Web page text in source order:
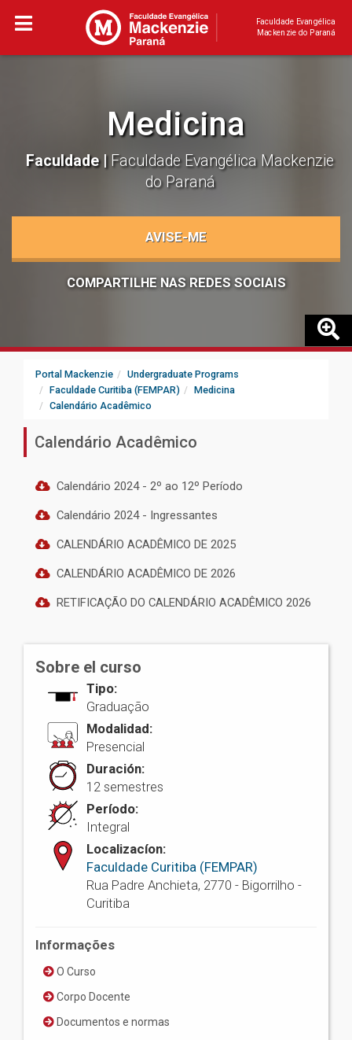
Faculdade Evangélica
Mackenzie do Paraná
Medicina
Faculdade | Faculdade Evangélica Mackenzie
do Paraná
AVISE-ME
COMPARTILHE NAS REDES SOCIAIS
Portal Mackenzie
Undergraduate Programs
Faculdade Curitiba (FEMPAR)
Medicina
Calendário Acadêmico
Calendário Acadêmico
Calendário 2024 - 2º ao 12º Período
Calendário 2024 - Ingressantes
CALENDÁRIO ACADÊMICO DE 2025
CALENDÁRIO ACADÊMICO DE 2026
RETIFICAÇÃO DO CALENDÁRIO ACADÊMICO 2026
Sobre el curso
Tipo:
Graduação
Modalidad:
Presencial
Duración:
12 semestres
Período:
Integral
Localizacíon:
Faculdade Curitiba (FEMPAR)
Rua Padre Anchieta, 2770 - Bigorrilho -
Curitiba
Informações
O Curso
Corpo Docente
Documentos e normas